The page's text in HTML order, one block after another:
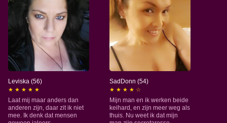
Leviska (56)
★ ★ ★ ★ ★
Laat mij maar anders dan
anderen zijn, daar zit ik niet
mee. Ik denk dat mensen
SadDonn (54)
★ ★ ★ ★ ☆
Mijn man en ik werken beide
keihard, en zijn meer weg als
thuis. Nu weet ik dat mijn